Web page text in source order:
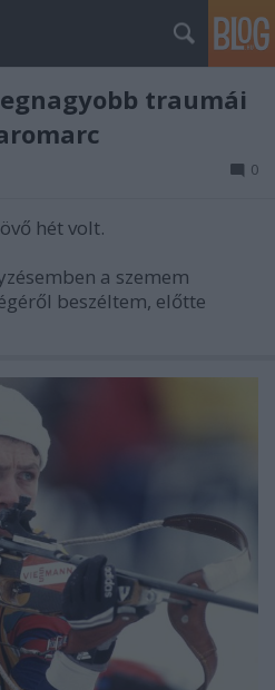
traumái
0
hét volt.
a szemem
beszéltem, előtte